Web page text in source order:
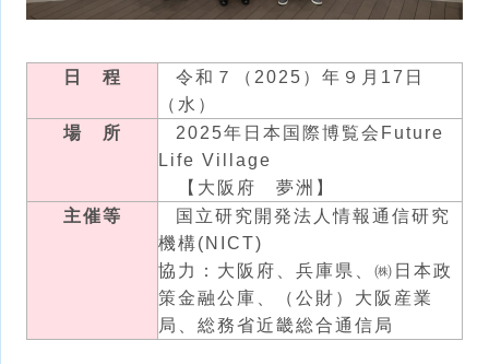
日 程
令和７（2025）年９月17日
（水）
場 所
2025年日本国際博覧会Future
Life Village
【大阪府 夢洲】
主催等
国立研究開発法人情報通信研究
機構(NICT)
協力：大阪府、兵庫県、㈱日本政
策金融公庫、（公財）大阪産業
局、総務省近畿総合通信局